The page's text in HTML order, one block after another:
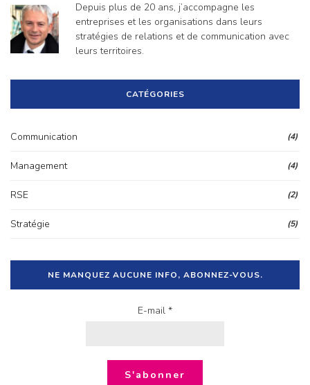
Depuis plus de 20 ans, j’accompagne les
entreprises et les organisations dans leurs
stratégies de relations et de communication avec
leurs territoires.
CATÉGORIES
Communication (4)
Management (4)
RSE (2)
Stratégie (5)
NE MANQUEZ AUCUNE INFO, ABONNEZ-VOUS.
E-mail *